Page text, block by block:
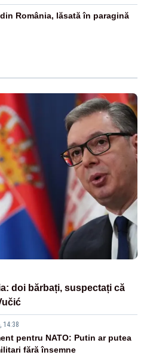
România, lăsată în paragină
doi bărbați, suspectați că
14:38
pentru NATO: Putin ar putea
fără însemne